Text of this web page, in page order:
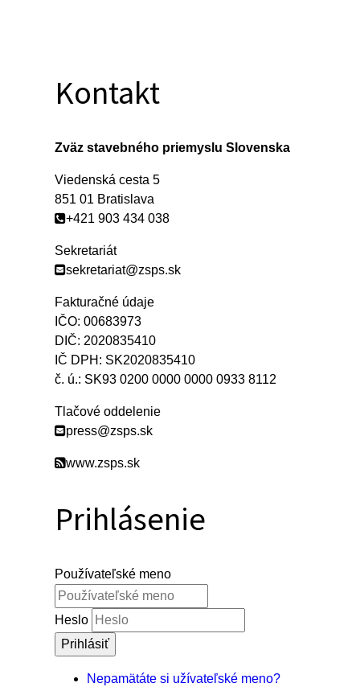
Kontakt
Zväz stavebného priemyslu Slovenska
Viedenská cesta 5
851 01 Bratislava
+421 903 434 038
Sekretariát
sekretariat@zsps.sk
Fakturačné údaje
IČO: 00683973
DIČ: 2020835410
IČ DPH: SK2020835410
č. ú.: SK93 0200 0000 0000 0933 8112
Tlačové oddelenie
press@zsps.sk
www.zsps.sk
Prihlásenie
Používateľské meno
Heslo
Prihlásiť
Nepamätáte si užívateľské meno?